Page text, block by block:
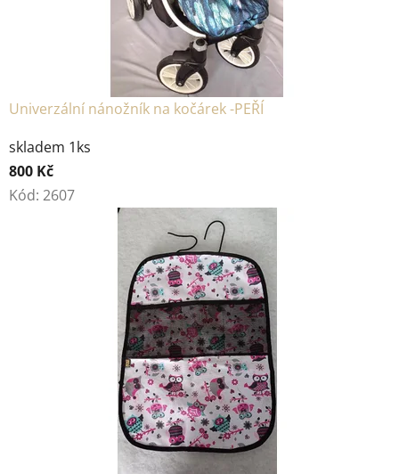
Univerzální nánožník na kočárek -PEŘÍ
skladem 1ks
800 Kč
Kód: 2607